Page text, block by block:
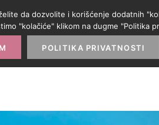
IZLOG PARTNERI
da dozvolite i korišćenje dodatnih
"kolačiće" klikom na dugme "Politika
POLITIKA PRIVATNOSTI